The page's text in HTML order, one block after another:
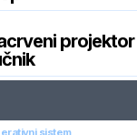
projektor
sistem